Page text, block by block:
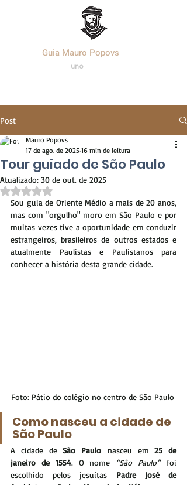
Guia Mauro Popovs
uno
Post
Tour guiado de São Paulo
Mauro Popovs
17 de ago. de 2025 16 min de leitura
Atualizado: 30 de out. de 2025
Avaliado com NaN de 5 estrelas.
Sou guia de Oriente Médio a mais de 20 anos,
mas com "orgulho" moro em São Paulo e por
muitas vezes tive a oportunidade em conduzir
estrangeiros, brasileiros de outros estados e
atualmente Paulistas e Paulistanos para
conhecer a história desta grande cidade.
Foto: Pátio do colégio no centro de São Paulo
Como nasceu a cidade de
São Paulo
A cidade de São Paulo nasceu em 25 de
janeiro de 1554. O nome “São Paulo” foi
escolhido pelos jesuítas Padre José de